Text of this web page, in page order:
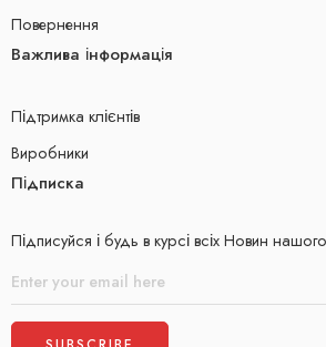
Повернення
Важлива інформація
Підтримка клієнтів
Виробники
Підписка
Підписуйся і будь в курсі всіх Новин